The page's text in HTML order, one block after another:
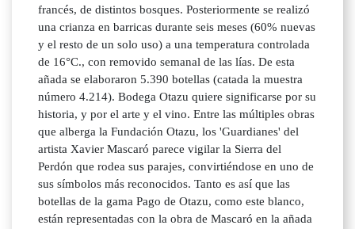
francés, de distintos bosques. Posteriormente se realizó
una crianza en barricas durante seis meses (60% nuevas
y el resto de un solo uso) a una temperatura controlada
de 16°C., con removido semanal de las lías. De esta
añada se elaboraron 5.390 botellas (catada la muestra
número 4.214). Bodega Otazu quiere significarse por su
historia, y por el arte y el vino. Entre las múltiples obras
que alberga la Fundación Otazu, los 'Guardianes' del
artista Xavier Mascaró parece vigilar la Sierra del
Perdón que rodea sus parajes, convirtiéndose en uno de
sus símbolos más reconocidos. Tanto es así que las
botellas de la gama Pago de Otazu, como este blanco,
están representadas con la obra de Mascaró en la añada